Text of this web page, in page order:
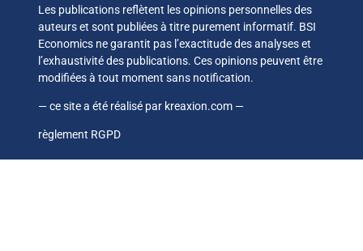
Les publications reflètent les opinions personnelles des
auteurs et sont publiées à titre purement informatif. BSI
Economics ne garantit pas l’exactitude des analyses et
l’exhaustivité des publications. Ces opinions peuvent être
modifiées à tout moment sans notification.
— ce site a été réalisé par kreaxion.com —
règlement RGPD